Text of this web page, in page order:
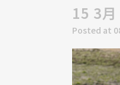
15 3月
Posted at